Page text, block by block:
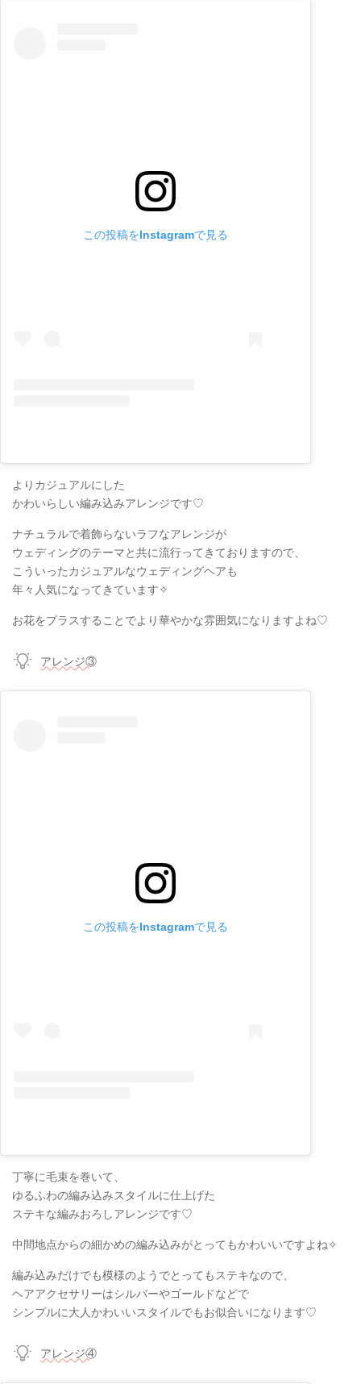
この投稿をInstagramで見る
よりカジュアルにした
かわいらしい編み込みアレンジです♡
ナチュラルで着飾らないラフなアレンジが
ウェディングのテーマと共に流行ってきておりますので、
こういったカジュアルなウェディングヘアも
年々人気になってきています✧
お花をプラスすることでより華やかな雰囲気になりますよね♡
アレンジ③
この投稿をInstagramで見る
丁寧に毛束を巻いて、
ゆるふわの編み込みスタイルに仕上げた
ステキな編みおろしアレンジです♡
中間地点からの細かめの編み込みがとってもかわいいですよね✧
編み込みだけでも模様のようでとってもステキなので、
ヘアアクセサリーはシルバーやゴールドなどで
シンプルに大人かわいいスタイルでもお似合いになります♡
アレンジ④